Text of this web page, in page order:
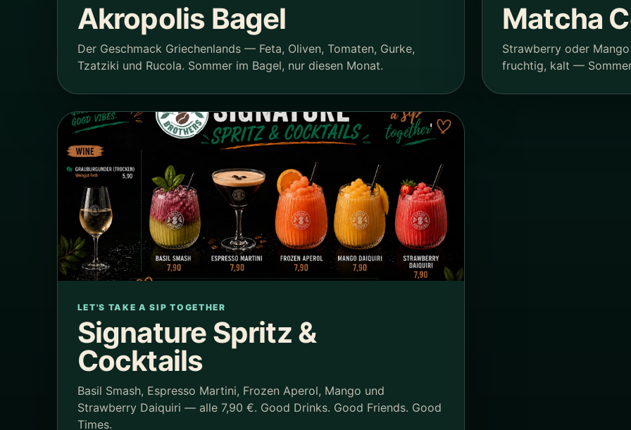
Akropolis Bagel
Der Geschmack Griechenlands — Feta, Oliven, Tomaten, Gurke,
Tzatziki und Rucola. Sommer im Bagel, nur diesen Monat.
Matcha
Strawberry oder
fruchtig, kalt —
LET'S TAKE A SIP TOGETHER
Signature Spritz &
Cocktails
Basil Smash, Espresso Martini, Frozen Aperol, Mango und
Strawberry Daiquiri — alle 7,90 €. Good Drinks. Good Friends. Good
Times.